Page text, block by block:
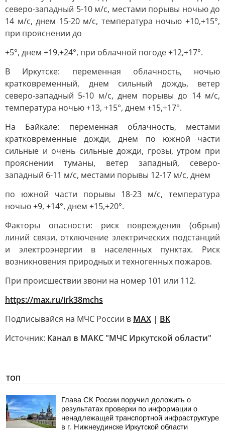
северо-западный 5-10 м/с, местами порывы ночью до
14 м/с, днем 15-20 м/с, температура ночью +10,+15°,
при прояснении до
+5°, днем +19,+24°, при облачной погоде +12,+17°.
В Иркутске: переменная облачность, ночью
кратковременный, днем сильный дождь, ветер
северо-западный 5-10 м/с, днем порывы до 14 м/с,
температура ночью +13, +15°, днем +15,+17°.
На Байкале: переменная облачность, местами
кратковременные дожди, днем по южной части
сильные и очень сильные дожди, грозы, утром при
прояснении туманы, ветер западный, северо-
западный 6-11 м/с, местами порывы 12-17 м/с, днем
по южной части порывы 18-23 м/с, температура
ночью +9, +14°, днем +15,+20°.
Факторы опасности: риск повреждения (обрыв)
линий связи, отключение электрических подстанций
и электроэнергии в населенных пунктах. Риск
возникновения природных и техногенных пожаров.
При происшествии звони на номер 101 или 112.
https://max.ru/irk38mchs
Подписывайся на МЧС России в MAX | ВК
Источник: Канал в МАКС "МЧС Иркутской области"
ТОП
Глава СК России поручил доложить о
результатах проверки по информации о
ненадлежащей транспортной инфраструктуре
в г. Нижнеудинске Иркутской области